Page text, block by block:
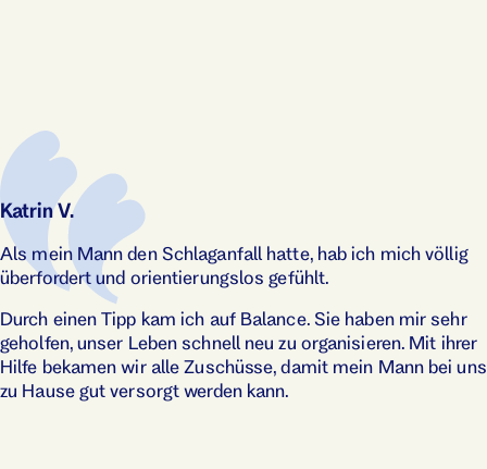
Katrin V.
Als mein Mann den Schlaganfall hatte, hab ich mich völlig
überfordert und orientier­ungslos gefühlt.
Durch einen Tipp kam ich auf Balance. Sie haben mir sehr
geholfen, unser Leben schnell neu zu organisieren. Mit ihrer
Hilfe bekamen wir alle Zuschüsse, damit mein Mann bei uns
zu Hause gut versorgt werden kann.